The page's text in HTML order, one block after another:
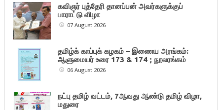
கவிஞர் புத்தேரி தானப்பன் அவர்களுக்குப்
பாராட்டு விழா
07 August 2026
தமிழ்க் காப்புக் கழகம் – இணைய அரங்கம்:
ஆளுமையர் உரை 173 & 174 ; நூலரங்கம்
06 August 2026
நட்பு தமிழ் வட்டம், 7ஆவது ஆண்டு தமிழ் விழா,
மதுரை